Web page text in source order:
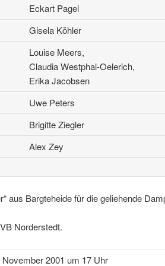
Eckart Pagel
Gisela Köhler
Louise Meers,
Claudia Westphal-Oelerich,
Erika Jacobsen
Uwe Peters
Brigitte Ziegler
Alex Zey
aus Bargteheide für die geliehende
Norderstedt.
November 2001 um 17 Uhr